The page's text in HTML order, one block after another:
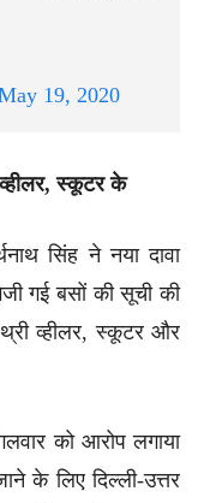
19, 2020
स्कूटर के
सिंह ने नया दावा
गई बसों की सूची की
व्हीलर, स्कूटर और
को आरोप लगाया
के लिए दिल्ली-उत्तर